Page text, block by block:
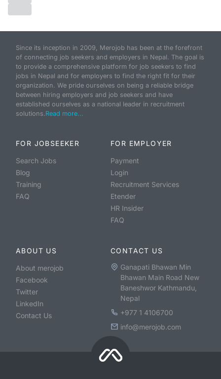
Since its inception in 2009, Merojob has been at the forefront
of connecting job seekers and employers in Nepal. The goal is
to provide a comprehensive platform for job seekers to find
jobs in Nepal and for employers to find the right fit for their
organization. We pride ourselves on being a reliable bridge
between hiring employers and job seekers and have
established ourselves as a national leader in recruitment
solutions. Read more...
FOR JOBSEEKER
Search Jobs
Blog
Training
FAQ
FOR EMPLOYER
Payment
Login
Recruitment Services
Etender
HR Insider
FAQ
ABOUT US
About merojob
Facebook
Twitter
LinkedIn
Contact Us
CONTACT US
Ganapati Bhawan Min
Bhawan Main Road New
Baneshwor Kathmandu,
Nepal
+977 1 4106700
info@merojob.com